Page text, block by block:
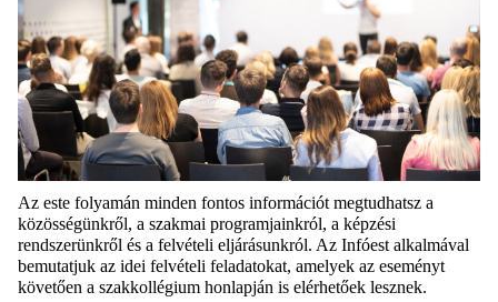
Az este folyamán minden fontos információt megtudhatsz a
közösségünkről, a szakmai programjainkról, a képzési
rendszerünkről és a felvételi eljárásunkról. Az Infóest alkalmával
bemutatjuk az idei felvételi feladatokat, amelyek az eseményt
követően a szakkollégium honlapján is elérhetőek lesznek.